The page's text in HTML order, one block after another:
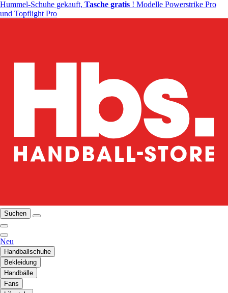
Hummel-Schuhe gekauft, Tasche gratis ! Modelle Powerstrike Pro
und Topflight Pro
Suchen
Neu
Handballschuhe
Bekleidung
Handbälle
Fans